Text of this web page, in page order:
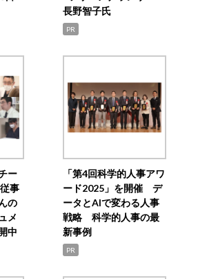
長野智子氏
PR
ー
事
の
メ
中
「第4回科学的人事アワ
ード2025」を開催 デ
ータとAIで変わる人事
戦略 科学的人事の最
新事例
PR